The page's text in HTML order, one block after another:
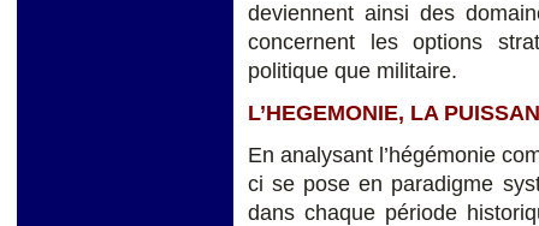
deviennent ainsi des
concernent les options
politique que militaire.
L’HEGEMONIE, LA
En analysant l’hégémonie
ci se pose en paradigme
dans chaque période